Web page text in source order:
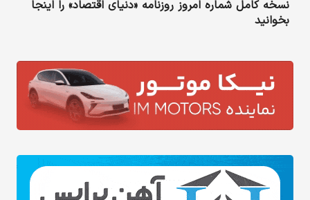
نسخه کامل شماره امروز روزنامه «دنیای‌ اقتصاد» را اینجا
بخوانید